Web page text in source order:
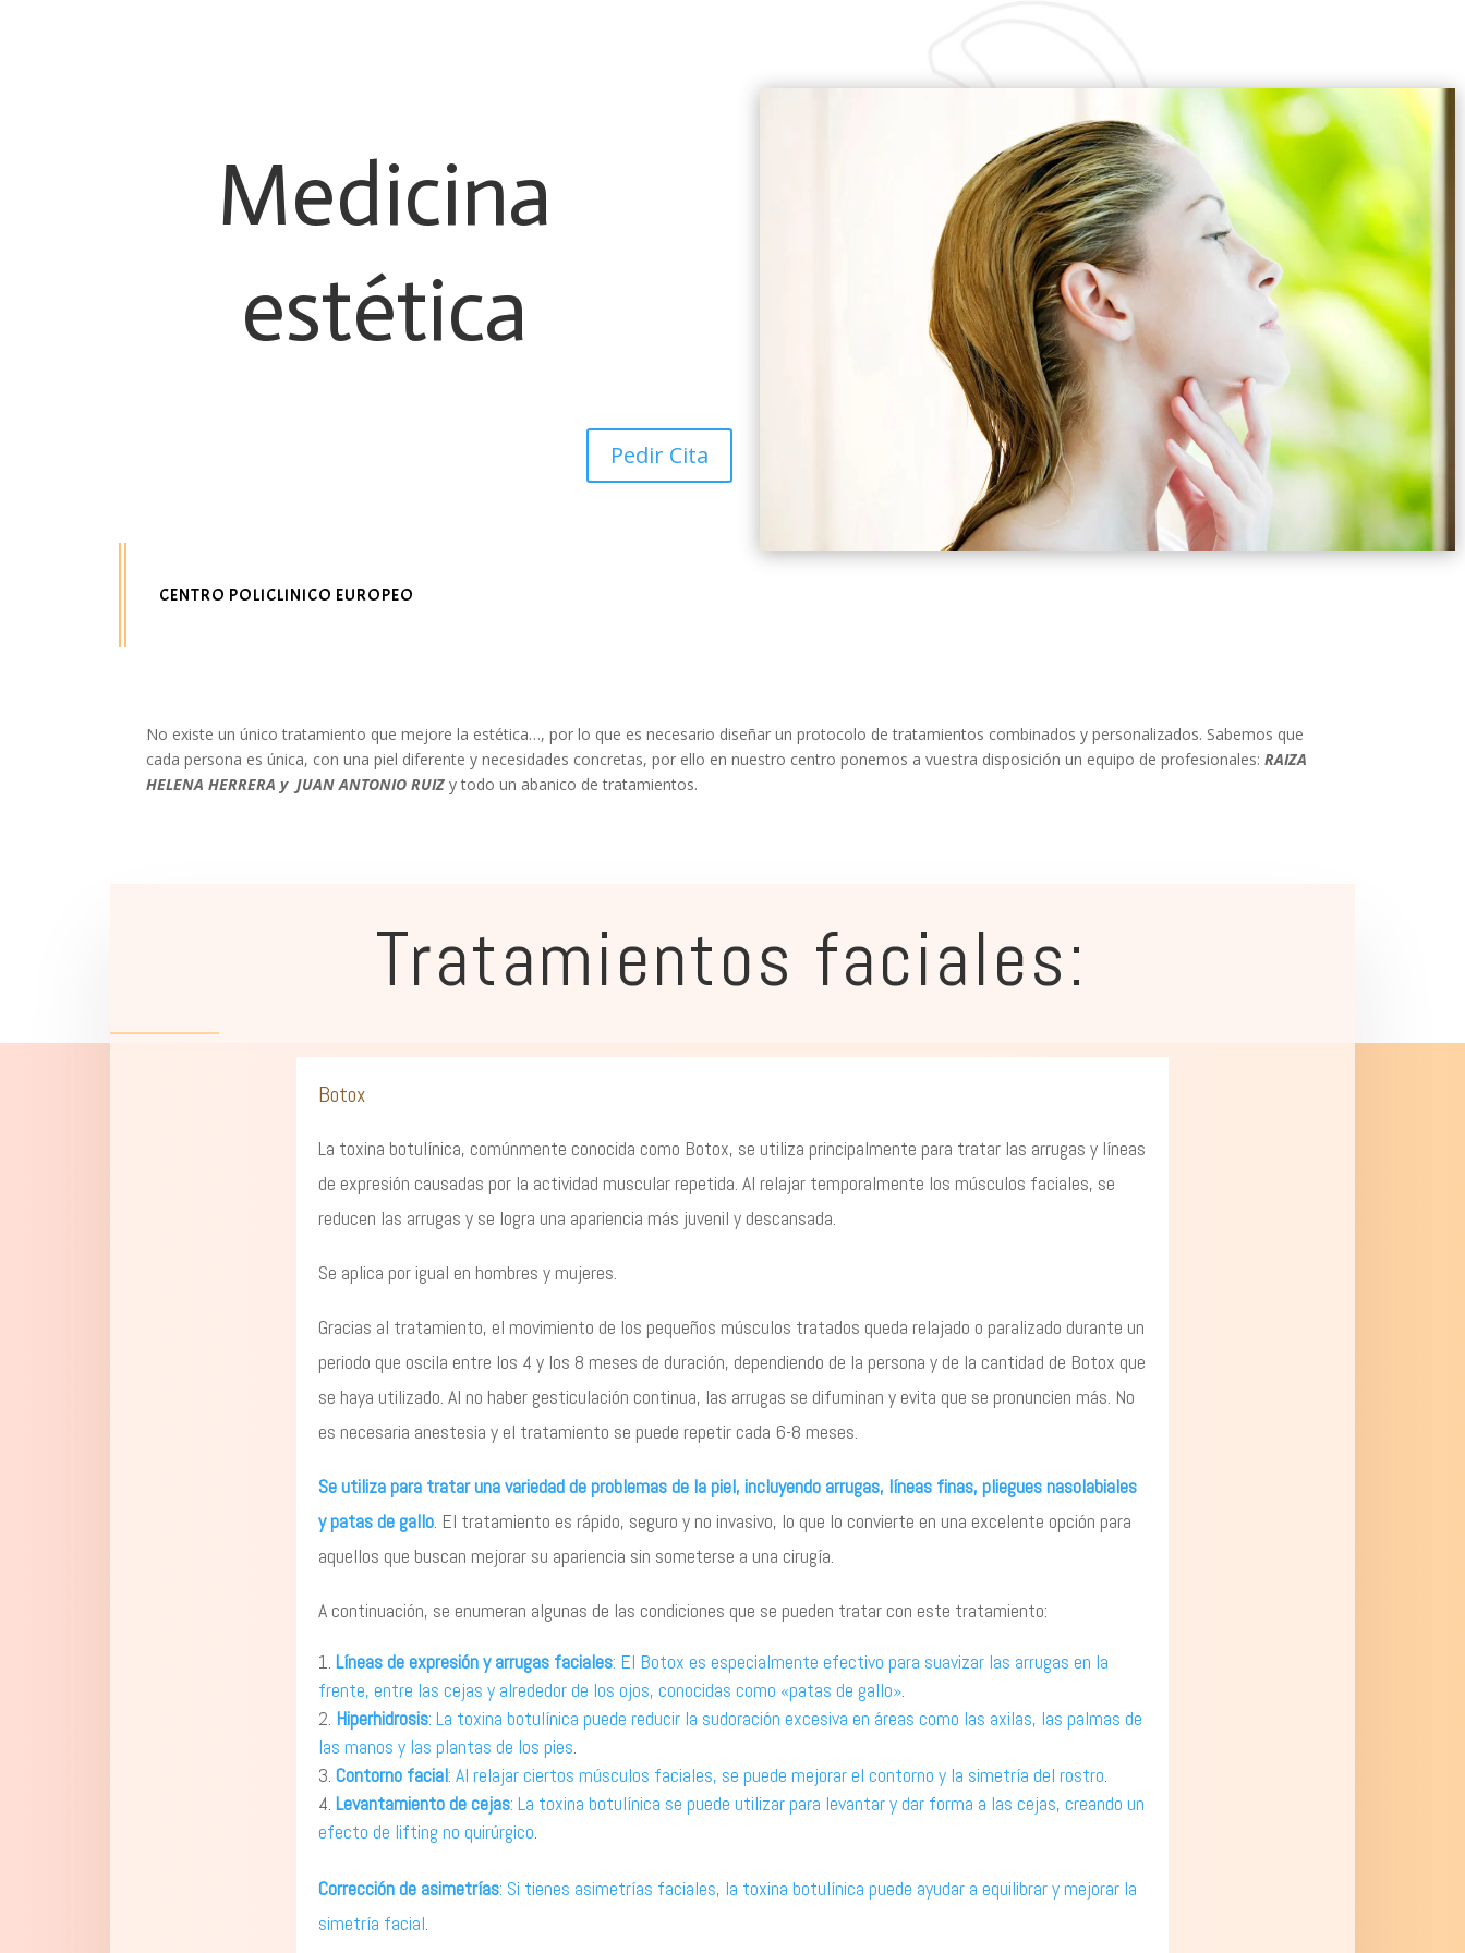
Medicina
estética
Pedir Cita
CENTRO POLICLINICO EUROPEO
No existe un único tratamiento que mejore la estética…, por lo que es necesario diseñar un protocolo de tratamientos combinados y personalizados. Sabemos que
cada persona es única, con una piel diferente y necesidades concretas, por ello en nuestro centro ponemos a vuestra disposición un equipo de profesionales:RAIZA
HELENA HERRERA y JUAN ANTONIO RUIZ y todo un abanico de tratamientos.
Tratamientos faciales:
Botox
La toxina botulínica, comúnmente conocida como Botox, se utiliza principalmente para tratar las arrugas y líneas
de expresión causadas por la actividad muscular repetida. Al relajar temporalmente los músculos faciales, se
reducen las arrugas y se logra una apariencia más juvenil y descansada.
Se aplica por igual en hombres y mujeres.
Gracias al tratamiento, el movimiento de los pequeños músculos tratados queda relajado o paralizado durante un
periodo que oscila entre los 4 y los 8 meses de duración, dependiendo de la persona y de la cantidad de Botox que
se haya utilizado. Al no haber gesticulación continua, las arrugas se difuminan y evita que se pronuncien más. No
es necesaria anestesia y el tratamiento se puede repetir cada 6-8 meses.
Se utiliza para tratar una variedad de problemas de la piel, incluyendo arrugas, líneas finas, pliegues nasolabiales
y patas de gallo. El tratamiento es rápido, seguro y no invasivo, lo que lo convierte en una excelente opción para
aquellos que buscan mejorar su apariencia sin someterse a una cirugía.
A continuación, se enumeran algunas de las condiciones que se pueden tratar con este tratamiento:
Líneas de expresión y arrugas faciales: El Botox es especialmente efectivo para suavizar las arrugas en la
frente, entre las cejas y alrededor de los ojos, conocidas como «patas de gallo».
Hiperhidrosis: La toxina botulínica puede reducir la sudoración excesiva en áreas como las axilas, las palmas de
las manos y las plantas de los pies.
Contorno facial: Al relajar ciertos músculos faciales, se puede mejorar el contorno y la simetría del rostro.
Levantamiento de cejas: La toxina botulínica se puede utilizar para levantar y dar forma a las cejas, creando un
efecto de lifting no quirúrgico.
Corrección de asimetrías: Si tienes asimetrías faciales, la toxina botulínica puede ayudar a equilibrar y mejorar la
simetría facial.